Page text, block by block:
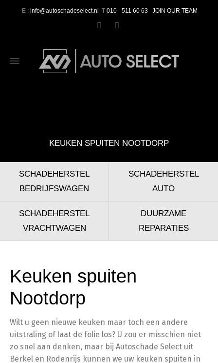
E : info@autoschadeselect.nl T 010 - 511 60 63 JOIN OUR TEAM
KEUKEN SPUITEN NOOTDORP
SCHADEHERSTEL
BEDRIJFSWAGEN
SCHADEHERSTEL
AUTO
SCHADEHERSTEL
VRACHTWAGEN
DUURZAME
REPARATIES
Keuken spuiten
Nootdorp
Wilt u geen nieuwe keuken maar toch een andere
uitstraling of laat de folie los? U zou er misschien niet
zo snel aan denken, maar bij Autoschade Select uit
Berkel en Rodenrijs kunnen we uw keuken spuiten in